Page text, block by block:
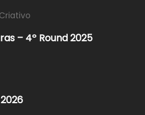
– 4º Round 2025